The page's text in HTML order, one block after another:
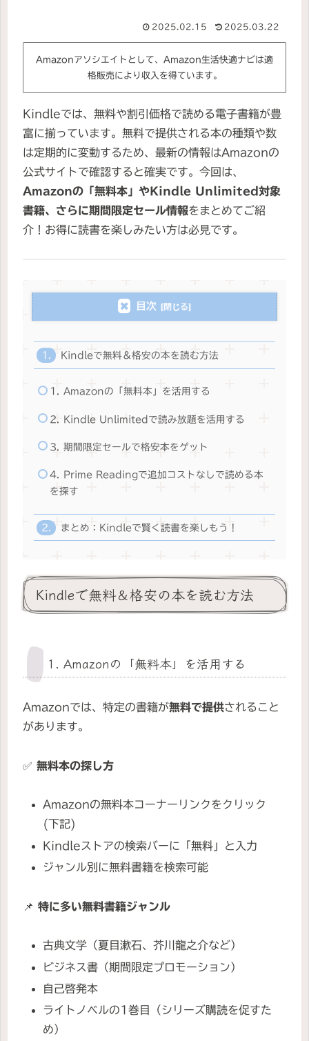
2025.02.15 2025.03.22
Amazonアソシエイトとして、Amazon生活快適ナビは適
格販売により収入を得ています。
Kindleでは、無料や割引価格で読める電子書籍が豊
富に揃っています。無料で提供される本の種類や数
は定期的に変動するため、最新の情報はAmazonの
公式サイトで確認すると確実です。今回は、
Amazonの「無料本」やKindle Unlimited対象
書籍、さらに期間限定セール情報をまとめてご紹
介！お得に読書を楽しみたい方は必見です。
目次
Kindleで無料＆格安の本を読む方法
1. Amazonの「無料本」を活用する
2. Kindle Unlimitedで読み放題を活用する
3. 期間限定セールで格安本をゲット
4. Prime Readingで追加コストなしで読める本
を探す
まとめ：Kindleで賢く読書を楽しもう！
Kindleで無料＆格安の本を読む方法
1. Amazonの「無料本」を活用する
Amazonでは、特定の書籍が無料で提供されること
があります。
✅ 無料本の探し方
Amazonの無料本コーナーリンクをクリック
(下記)
Kindleストアの検索バーに「無料」と入力
ジャンル別に無料書籍を検索可能
📌 特に多い無料書籍ジャンル
古典文学（夏目漱石、芥川龍之介など）
ビジネス書（期間限定プロモーション）
自己啓発本
ライトノベルの1巻目（シリーズ購読を促すた
め）